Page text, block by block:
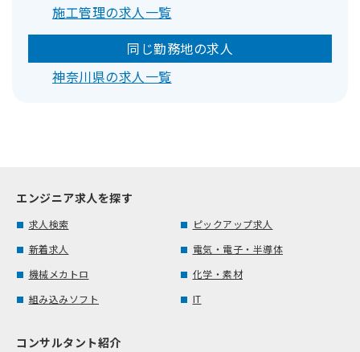
施工管理の求人一覧
同じ勤務地の求人
神奈川県の求人一覧
エンジニア求人を探す
求人検索
ピックアップ求人
新着求人
電気・電子・半導体
機械メカトロ
化学・素材
組み込みソフト
IT
コンサルタント紹介